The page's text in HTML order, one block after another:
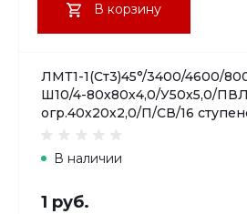
В корзину
ЛМТ1-1(Ст3)45°/3400/4600/
Ш10/4-80х80х4,0/У50х5,0/
огр.40х20х2,0/П/СВ/16
В наличии
1 руб.